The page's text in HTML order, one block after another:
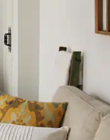
ou en appuyant et en faisant